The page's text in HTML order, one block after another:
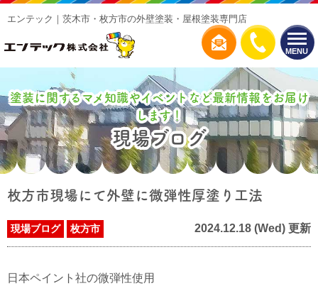
MENU
エンテック｜茨木市・枚方市の外壁塗装・屋根塗装専門店
塗装に関するマメ知識やイベントなど最新情報をお届け
します！
現場ブログ
枚方市現場にて外壁に微弾性厚塗り工法
現場ブログ 枚方市 2024.12.18 (Wed) 更新
日本ペイント社の微弾性使用